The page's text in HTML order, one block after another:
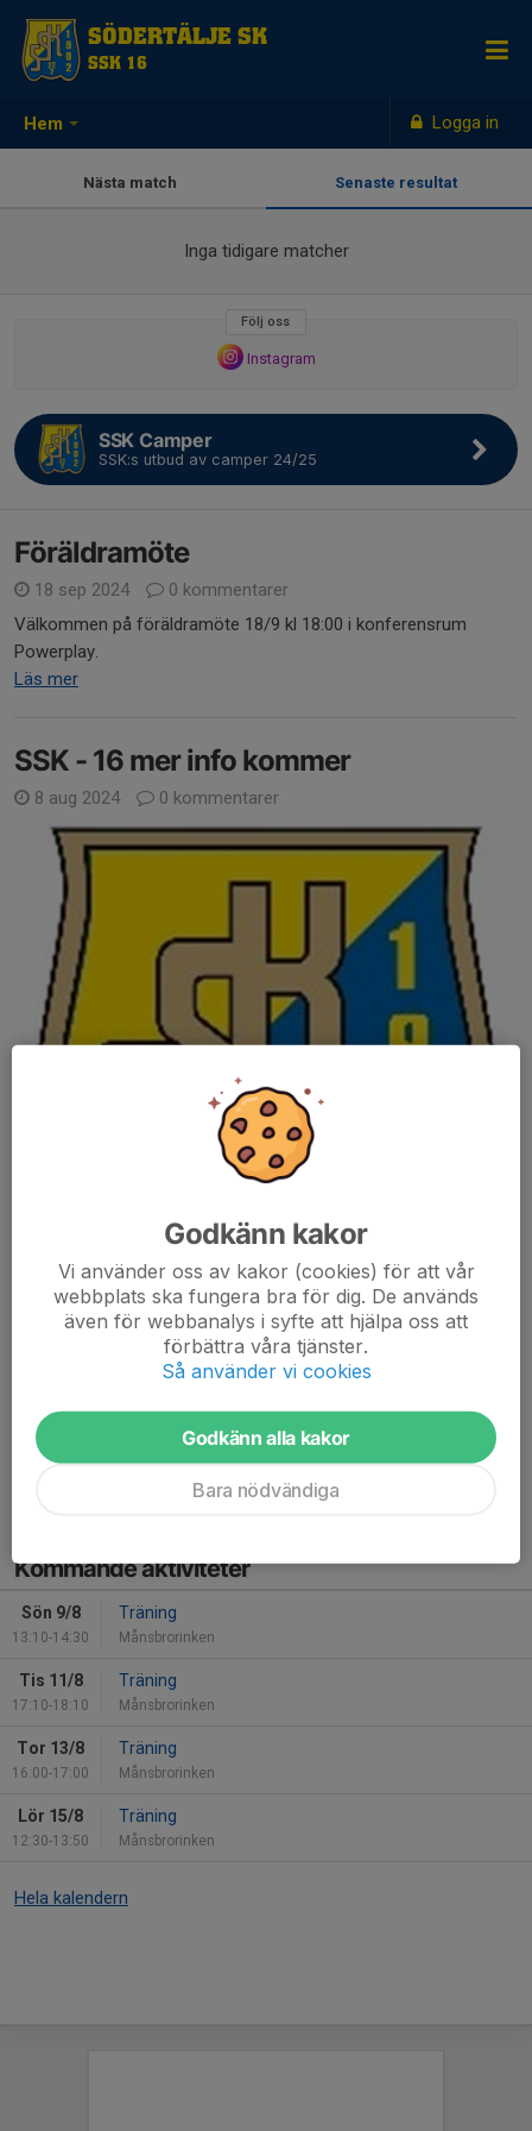
Hem Logga in
SÖDERTÄLJE SK
SSK 16
Nästa match Senaste resultat
Inga tidigare matcher
Följ oss
Instagram
SSK Camper
SSK:s utbud av camper 24/25
Föräldramöte
18 sep 2024
0 kommentarer
Välkommen på föräldramöte 18/9 kl 18:00 i konferensrum
Powerplay.
Läs mer
SSK - 16 mer info kommer
8 aug 2024 0 kommentarer
Kommande aktiviteter
Sön 9/8
13:10-14:30
Träning
Månsbrorinken
Tis 11/8
17:10-18:10
Träning
Månsbrorinken
Tor 13/8
16:00-17:00
Träning
Månsbrorinken
Lör 15/8
12:30-13:50
Träning
Månsbrorinken
Hela kalendern
Godkänn kakor
Vi använder oss av kakor (cookies) för att vår
webbplats ska fungera bra för dig. De används
även för webbanalys i syfte att hjälpa oss att
förbättra våra tjänster.
Så använder vi cookies
Godkänn alla kakor
Bara nödvändiga